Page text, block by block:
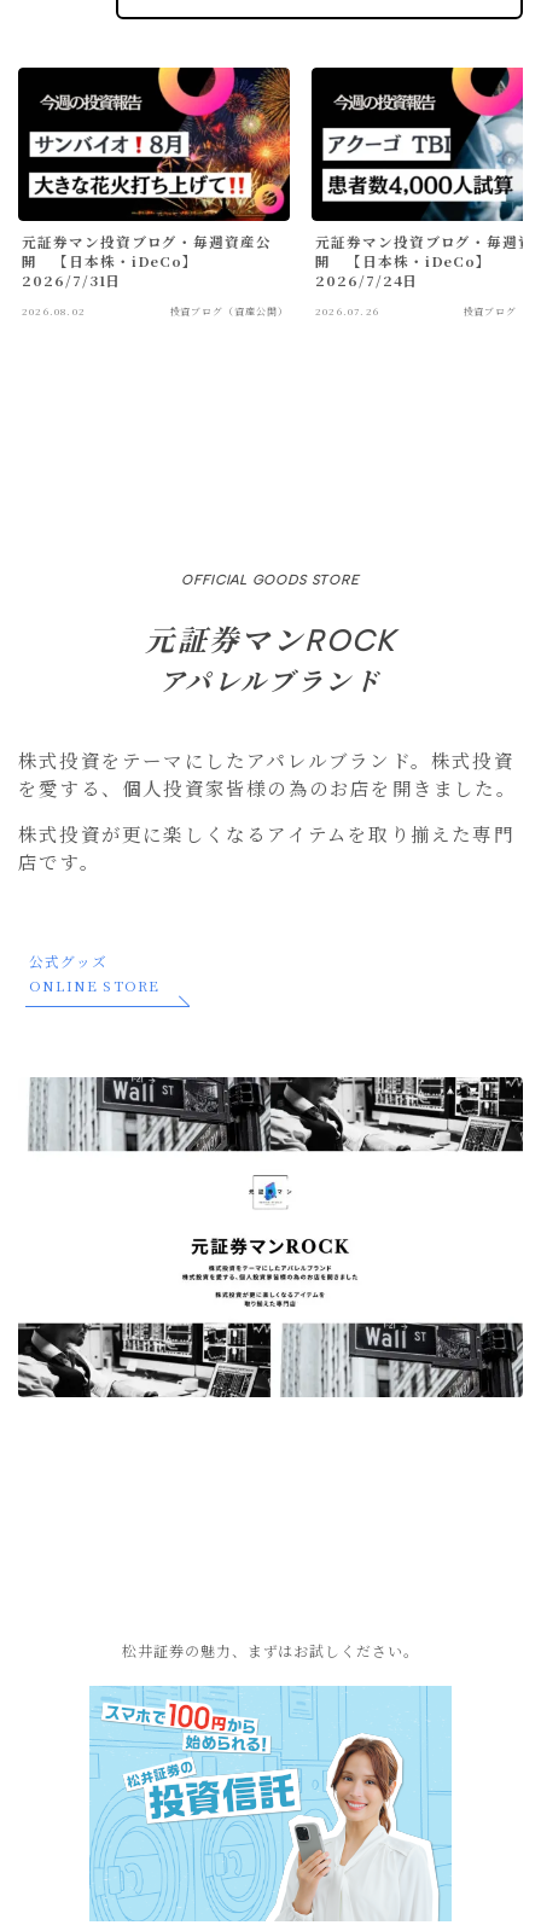
元証券マン投資ブログ・毎週資産公
開 【日本株・iDeCo】
2026/7/31日
2026.08.02 投資ブログ（資産公開）
元証券マン投資ブログ・毎週資
開 【日本株・iDeCo】
2026/7/24日
2026.07.26 投資ブログ（
OFFICIAL GOODS STORE
元証券マンROCK
アパレルブランド
株式投資をテーマにしたアパレルブランド。株式投資
を愛する、個人投資家皆様の為のお店を開きました。
株式投資が更に楽しくなるアイテムを取り揃えた専門
店です。
公式グッズ
ONLINE STORE
松井証券の魅力、まずはお試しください。